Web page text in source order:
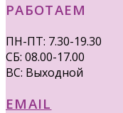
РАБОТАЕМ
ПН-ПТ: 7.30-19.30
СБ: 08.00-17.00
ВС: Выходной
EMAIL